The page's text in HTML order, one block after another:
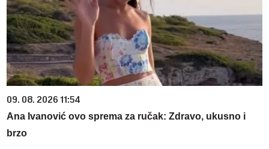
09. 08. 2026 11:54
Ana Ivanović ovo sprema za ručak: Zdravo, ukusno i
brzo